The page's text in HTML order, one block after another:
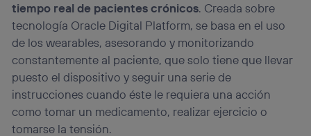
tiempo real de pacientes crónicos. Creada sobre
tecnología Oracle Digital Platform, se basa en el uso
de los wearables, asesorando y monitorizando
constantemente al paciente, que solo tiene que llevar
puesto el dispositivo y seguir una serie de
instrucciones cuando éste le requiera una acción
como tomar un medicamento, realizar ejercicio o
tomarse la tensión.